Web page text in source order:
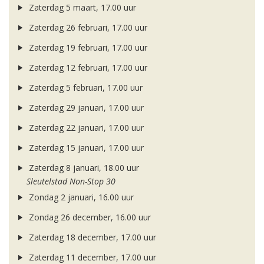
Zaterdag 5 maart, 17.00 uur
Zaterdag 26 februari, 17.00 uur
Zaterdag 19 februari, 17.00 uur
Zaterdag 12 februari, 17.00 uur
Zaterdag 5 februari, 17.00 uur
Zaterdag 29 januari, 17.00 uur
Zaterdag 22 januari, 17.00 uur
Zaterdag 15 januari, 17.00 uur
Zaterdag 8 januari, 18.00 uur
Sleutelstad Non-Stop 30
Zondag 2 januari, 16.00 uur
Zondag 26 december, 16.00 uur
Zaterdag 18 december, 17.00 uur
Zaterdag 11 december, 17.00 uur